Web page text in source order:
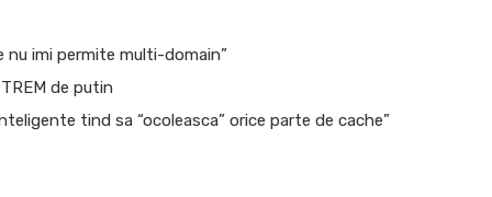
nu imi permite multi-domain”
de putin
tind sa “ocoleasca” orice parte de cache”